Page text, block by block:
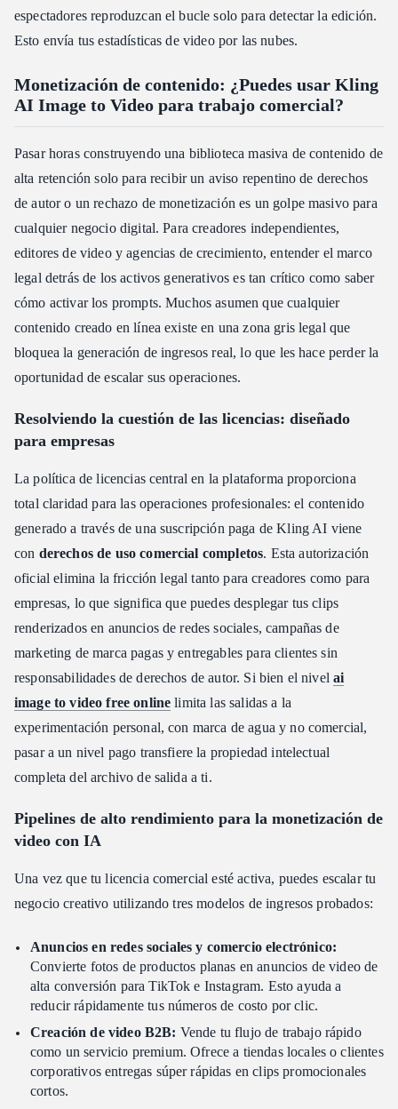
espectadores reproduzcan el bucle solo para detectar la edición.
Esto envía tus estadísticas de video por las nubes.
Monetización de contenido: ¿Puedes usar Kling
AI Image to Video para trabajo comercial?
Pasar horas construyendo una biblioteca masiva de contenido de
alta retención solo para recibir un aviso repentino de derechos
de autor o un rechazo de monetización es un golpe masivo para
cualquier negocio digital. Para creadores independientes,
editores de video y agencias de crecimiento, entender el marco
legal detrás de los activos generativos es tan crítico como saber
cómo activar los prompts. Muchos asumen que cualquier
contenido creado en línea existe en una zona gris legal que
bloquea la generación de ingresos real, lo que les hace perder la
oportunidad de escalar sus operaciones.
Resolviendo la cuestión de las licencias: diseñado
para empresas
La política de licencias central en la plataforma proporciona
total claridad para las operaciones profesionales: el contenido
generado a través de una suscripción paga de Kling AI viene
con derechos de uso comercial completos. Esta autorización
oficial elimina la fricción legal tanto para creadores como para
empresas, lo que significa que puedes desplegar tus clips
renderizados en anuncios de redes sociales, campañas de
marketing de marca pagas y entregables para clientes sin
responsabilidades de derechos de autor. Si bien el nivelai
image to video free online limita las salidas a la
experimentación personal, con marca de agua y no comercial,
pasar a un nivel pago transfiere la propiedad intelectual
completa del archivo de salida a ti.
Pipelines de alto rendimiento para la monetización de
video con IA
Una vez que tu licencia comercial esté activa, puedes escalar tu
negocio creativo utilizando tres modelos de ingresos probados:
Anuncios en redes sociales y comercio electrónico:
Convierte fotos de productos planas en anuncios de video de
alta conversión para TikTok e Instagram. Esto ayuda a
reducir rápidamente tus números de costo por clic.
Creación de video B2B: Vende tu flujo de trabajo rápido
como un servicio premium. Ofrece a tiendas locales o clientes
corporativos entregas súper rápidas en clips promocionales
cortos.